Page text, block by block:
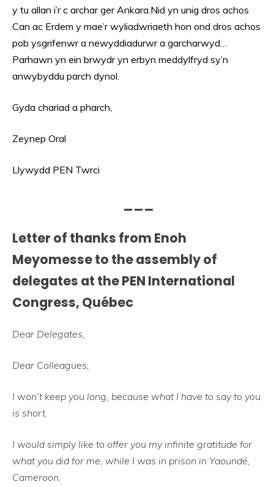
y tu allan i’r c archar ger Ankara.Nid yn unig dros achos
Can ac Erdem y mae’r wyliadwriaeth hon ond dros achos
pob ysgrifenwr a newyddiadurwr a garcharwyd…
Parhawn yn ein brwydr yn erbyn meddylfryd sy’n
anwybyddu parch dynol.
Gyda chariad a pharch,
Zeynep Oral
Llywydd PEN Twrci
___
Letter of thanks from Enoh
Meyomesse to the assembly of
delegates at the PEN International
Congress, Québec
Dear Delegates,
Dear Colleagues,
I won’t keep you long, because what I have to say to you
is short.
I would simply like to offer you my infinite gratitude for
what you did for me, while I was in prison in Yaoundé,
Cameroon.